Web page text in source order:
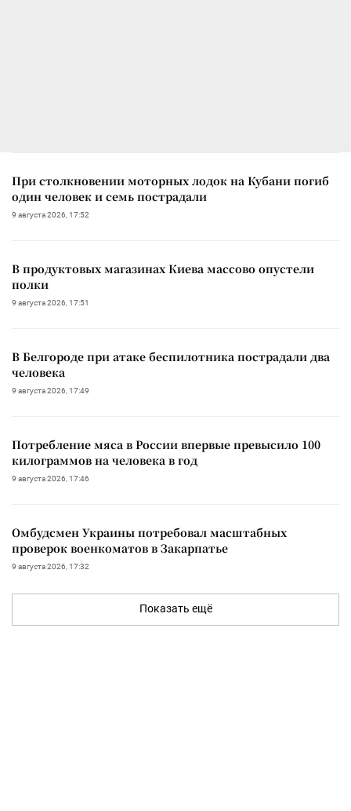
При столкновении моторных лодок на Кубани погиб
один человек и семь пострадали
9 августа 2026, 17:52
В продуктовых магазинах Киева массово опустели
полки
9 августа 2026, 17:51
В Белгороде при атаке беспилотника пострадали два
человека
9 августа 2026, 17:49
Потребление мяса в России впервые превысило 100
килограммов на человека в год
9 августа 2026, 17:46
Омбудсмен Украины потребовал масштабных
проверок военкоматов в Закарпатье
9 августа 2026, 17:32
Показать ещё